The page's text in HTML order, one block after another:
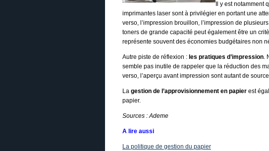
Il y est notamment
imprimantes laser sont à privilégier en portant une
verso, l’impression brouillon, l’impression de
toners de grande capacité peut également être un
représente souvent des économies budgétaires non
Autre piste de réflexion : les pratiques d’impression.
semble pas inutile de rappeler que la réduction des
verso, l’aperçu avant impression sont autant de
La gestion de l’approvisionnement en papier est
papier.
Sources : Ademe
A lire aussi
La politique de gestion du papier